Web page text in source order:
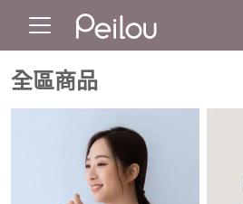
全區商品